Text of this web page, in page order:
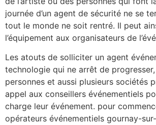
journée d’un agent de sécurité ne se
tout le monde ne soit rentré. Il peut
l’équipement aux organisateurs de
Les atouts de solliciter un agent
technologie qui ne arrêt de
personnes et aussi plusieurs sociétés
appel aux conseillers événementiels
charge leur événement. pour
opérateurs événementiels gournay-